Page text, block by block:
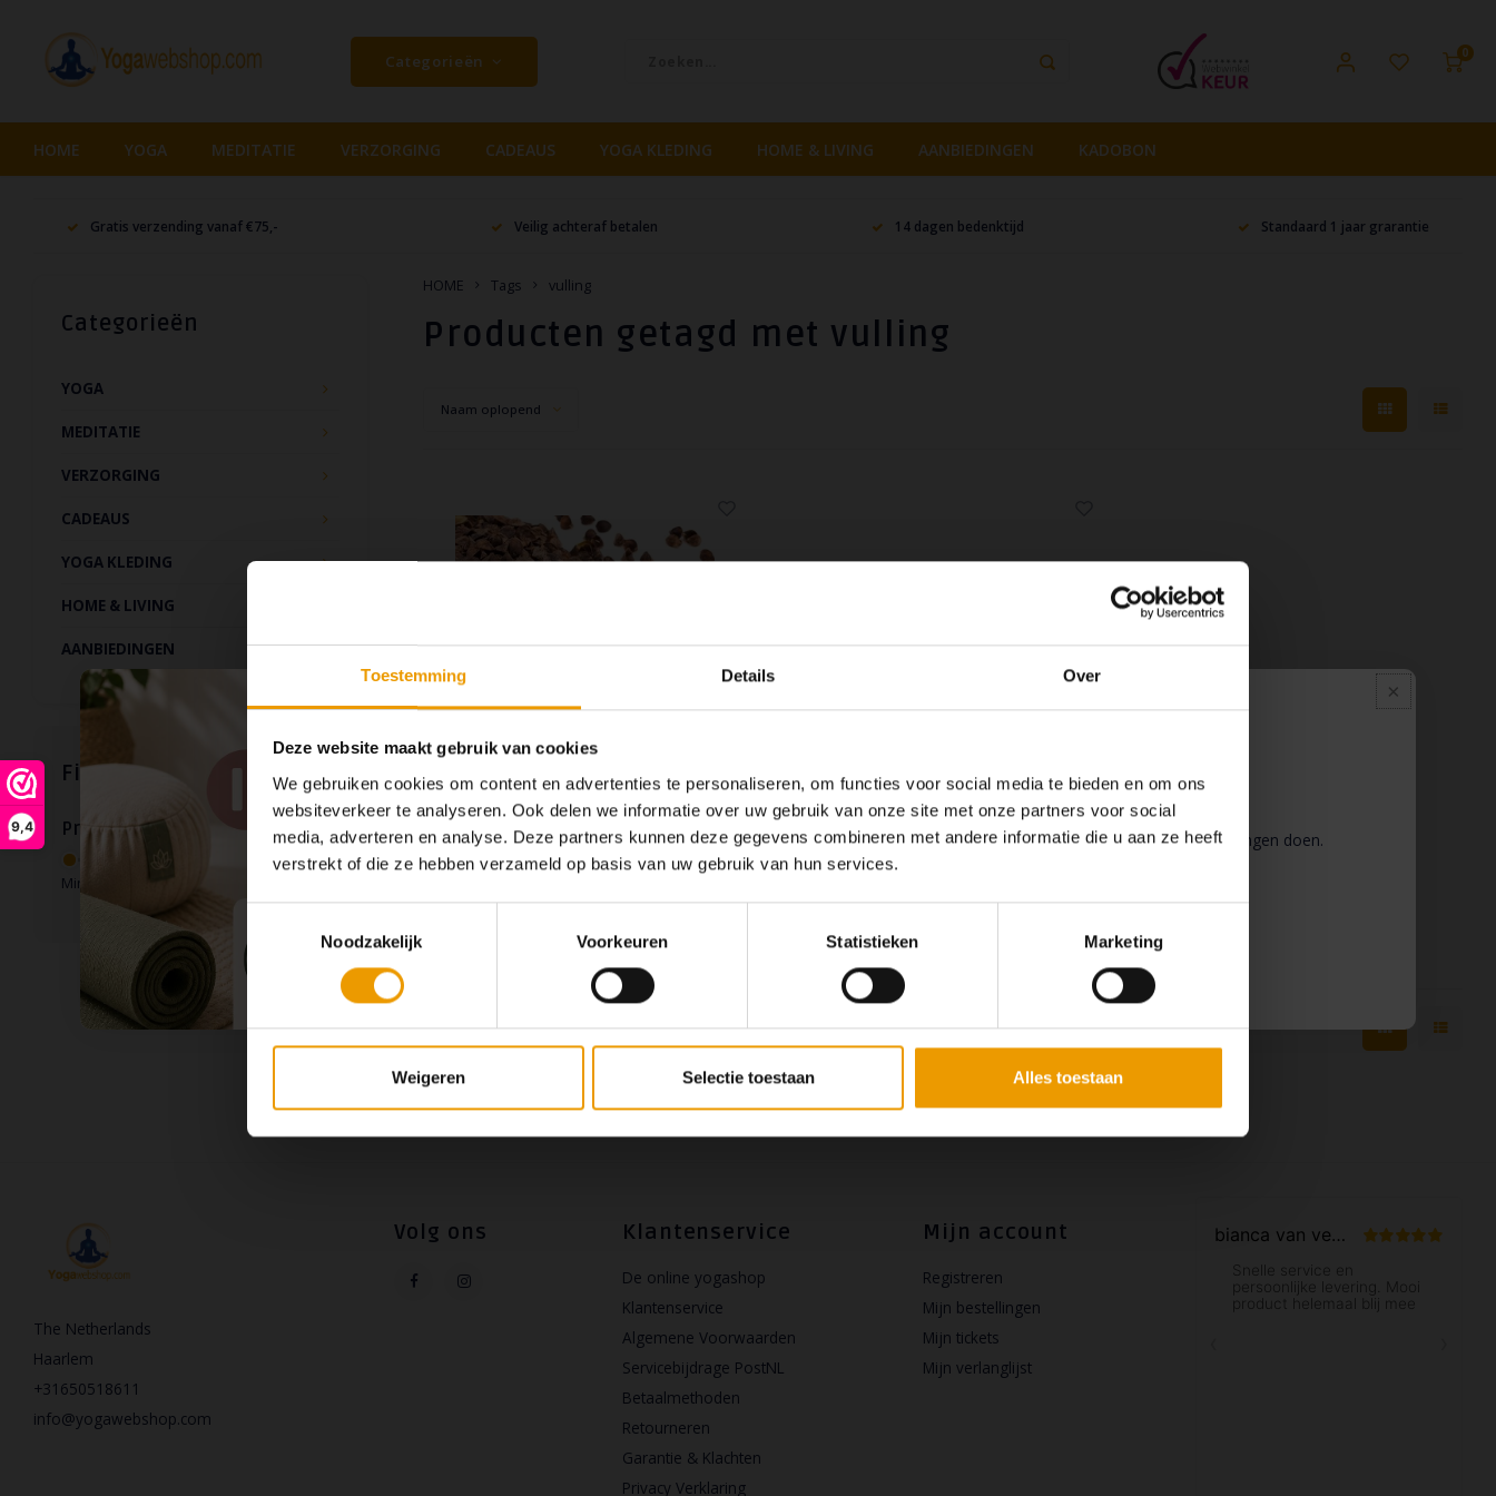
Pauze
Op dit moment houden wij pauze en kunt u geen bestellingen doen.
9,4
Toestemming Details Over
Deze website maakt gebruik van cookies
We gebruiken cookies om content en advertenties te personaliseren, om functies voor social media te bieden en om ons
websiteverkeer te analyseren. Ook delen we informatie over uw gebruik van onze site met onze partners voor social
media, adverteren en analyse. Deze partners kunnen deze gegevens combineren met andere informatie die u aan ze heeft
verstrekt of die ze hebben verzameld op basis van uw gebruik van hun services.
Noodzakelijk
Voorkeuren Statistieken Marketing
Weigeren Selectie toestaan Alles toestaan
Categorieën 0
HOME YOGA MEDITATIE VERZORGING CADEAUS YOGA KLEDING HOME & LIVING AANBIEDINGEN KADOBON
Gratis verzending vanaf €75,- Veilig achteraf betalen 14 dagen bedenktijd Standaard 1 jaar grarantie
Categorieën
YOGA
MEDITATIE
VERZORGING
CADEAUS
YOGA KLEDING
HOME & LIVING
AANBIEDINGEN
Filters
Prijs
Min: €
HOME Tags vulling
Producten getagd met vulling
Naam oplopend
Boekweitkaf 1000 gr.
doordat het kaf zich naar je lichaam vormt.
hoge isolatiewaarde.
€9,50
Boekweitkaf 750gr.
doordat het kaf zich naar je lichaam vormt.
hoge isolatiewaarde.
Naam oplopend
The Netherlands
Haarlem
+31650518611
info@yogawebshop.com
Volg ons Klantenservice
De online yogashop
Klantenservice
Algemene Voorwaarden
Servicebijdrage PostNL
Betaalmethoden
Retourneren
Garantie & Klachten
Privacy Verklaring
Mijn account
Registreren
Mijn bestellingen
Mijn tickets
Mijn verlanglijst